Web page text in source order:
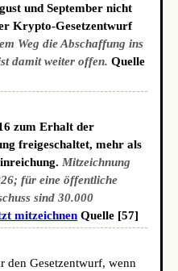
und September nicht
Krypto-Gesetzentwurf
Weg die Abschaffung ins
damit weiter offen. Quelle
zum Erhalt der
freigeschaltet, mehr als
Mitzeichnung
für eine öffentliche
sind 30.000
mitzeichnen Quelle [57]
den Gesetzentwurf, wenn